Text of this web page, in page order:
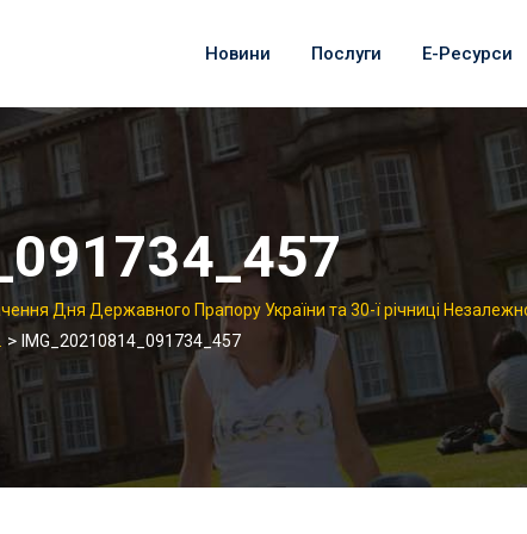
Новини Послуги Е-Ресурси
Дня Державного Прапору України та 30-ї річниці
> IMG_20210814_091734_457